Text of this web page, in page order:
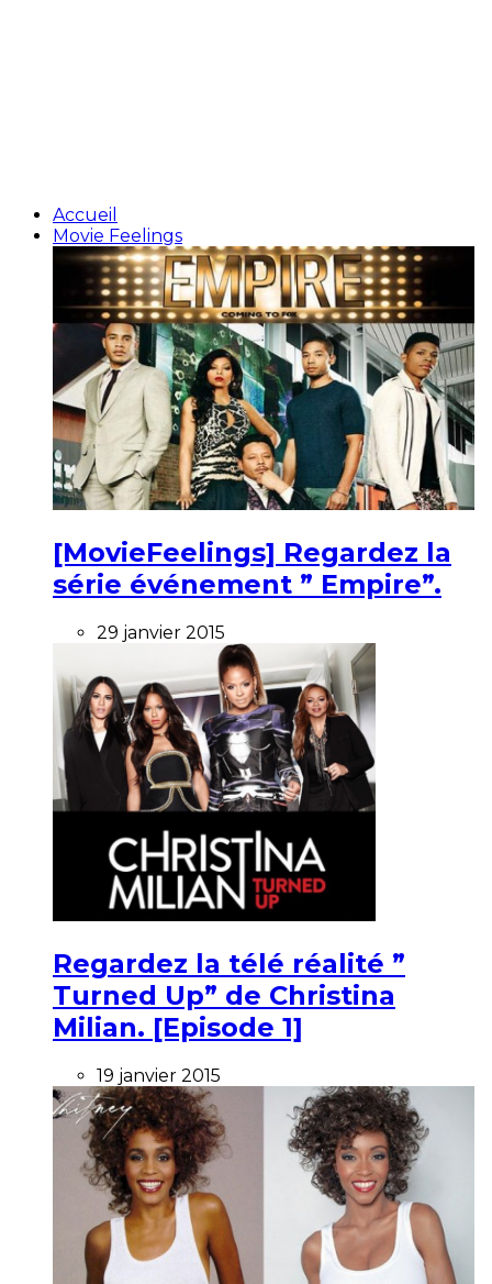
Accueil
Movie Feelings
[MovieFeelings] Regardez la
série événement ” Empire”.
29 janvier 2015
Regardez la télé réalité ”
Turned Up” de Christina
Milian. [Episode 1]
19 janvier 2015